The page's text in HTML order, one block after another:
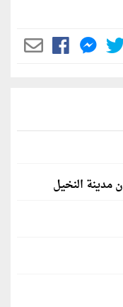
مدينة النخيل